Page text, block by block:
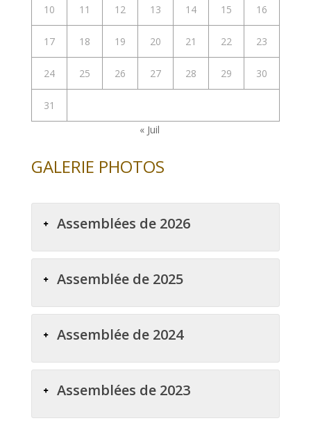
10 11 12 13 14 15 16
17 18 19 20 21 22 23
24 25 26 27 28 29 30
31
« Juil
GALERIE PHOTOS
Assemblées de 2026
Assemblée de 2025
Assemblée de 2024
Assemblées de 2023